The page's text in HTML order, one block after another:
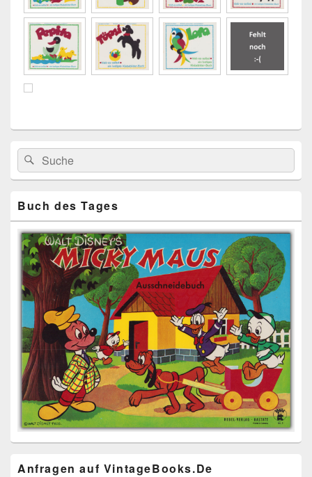
Primärer
Seitenleisten
Widget-
Bereich
Search
for:
Suche
Buch des Tages
Anfragen auf VintageBooks.De